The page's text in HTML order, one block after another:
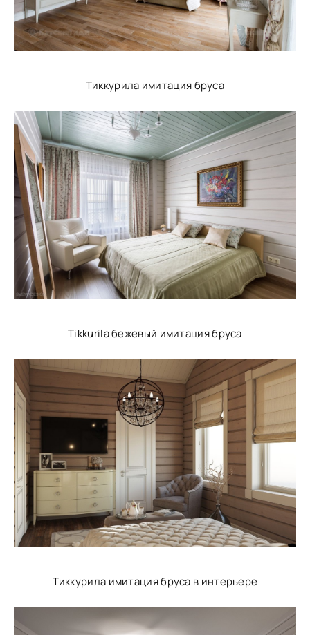
Тиккурила имитация бруса
Tikkurila бежевый имитация бруса
Тиккурила имитация бруса в интерьере